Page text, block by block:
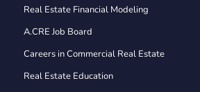
Real Estate Financial Modeling
A.CRE Job Board
Careers in Commercial Real Estate
Real Estate Education